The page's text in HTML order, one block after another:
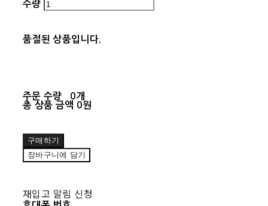
수량
품절된 상품입니다.
주문 수량
0개
총 상품 금액 0원
구매하기
장바구니에 담기
재입고 알림 신청